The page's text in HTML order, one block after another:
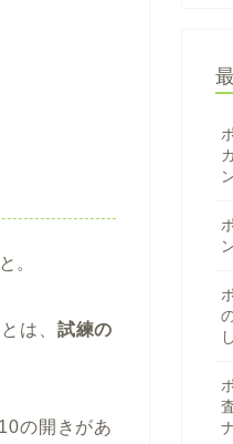
。
は、 試練の
の開きがあ